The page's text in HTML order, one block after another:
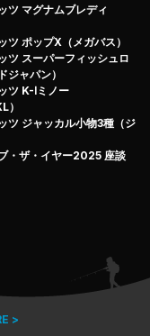
ーン」なのだ。
の特徴でもあるフ
セッティングされ
ある力強いチャガ
グと並ぶ絶妙なサ
もバスを呼ぶこと
ツ マグナムブレディ
ツ ポップX（メガバス）
ツ スーパーフィッシュロ
ジャパン）
ツ K-Ⅰミノー
）
ツ ジャッカル小物3種（ジ
・ザ・イヤー2025 座談
>